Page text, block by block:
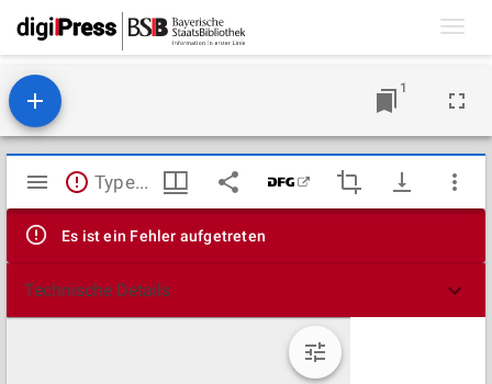
1
Mirador
Viewer
TypeError: Failed to fetch
Es ist ein Fehler aufgetreten
Technische Details